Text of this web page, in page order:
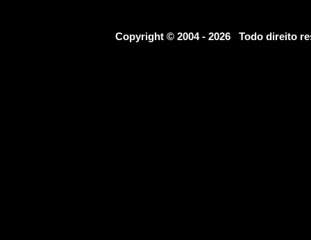
Copyright © 2004 - 2026 Todo direito